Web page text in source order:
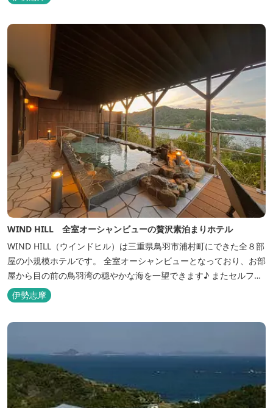
WIND HILL 全室オーシャンビューの贅沢素泊まりホテル
WIND HILL（ウインドヒル）は三重県鳥羽市浦村町にできた全８部
屋の小規模ホテルです。 全室オーシャンビューとなっており、お部
屋から目の前の鳥羽湾の穏やかな海を一望できます♪ またセルフチ
ェックイン方式を採用しているため、好きな時間に非対面でチェッ
クインが可能です。 食事提供や接客サービスがない分、リーズナブ
伊勢志摩